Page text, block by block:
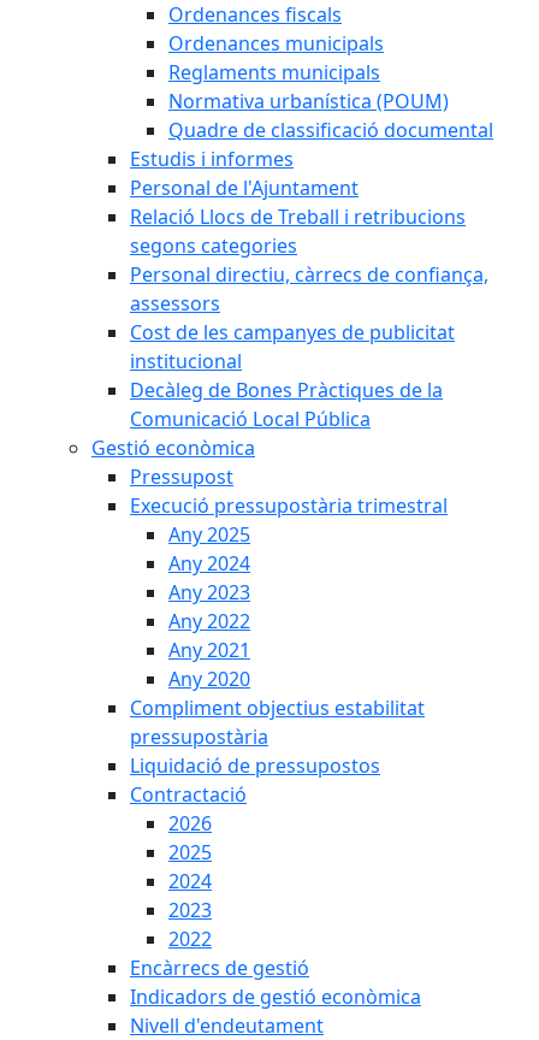
Ordenances fiscals
Ordenances municipals
Reglaments municipals
Normativa urbanística (POUM)
Quadre de classificació documental
Estudis i informes
Personal de l'Ajuntament
Relació Llocs de Treball i retribucions
segons categories
Personal directiu, càrrecs de confiança,
assessors
Cost de les campanyes de publicitat
institucional
Decàleg de Bones Pràctiques de la
Comunicació Local Pública
Gestió econòmica
Pressupost
Execució pressupostària trimestral
Any 2025
Any 2024
Any 2023
Any 2022
Any 2021
Any 2020
Compliment objectius estabilitat
pressupostària
Liquidació de pressupostos
Contractació
2026
2025
2024
2023
2022
Encàrrecs de gestió
Indicadors de gestió econòmica
Nivell d'endeutament